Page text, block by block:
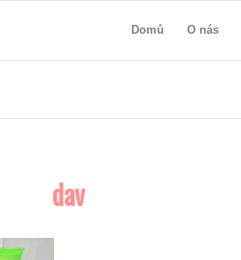
Domů O nás
dav